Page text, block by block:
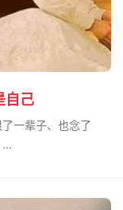
自己
一辈子、也念了